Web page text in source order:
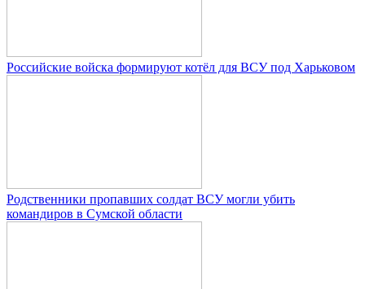
Российские войска формируют котёл для ВСУ под Харьковом
Родственники пропавших солдат ВСУ могли убить
командиров в Сумской области